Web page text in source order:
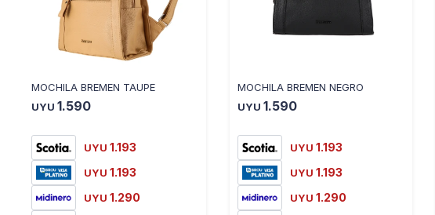
MOCHILA BREMEN TAUPE
UYU 1.590
UYU 1.193
UYU 1.193
UYU 1.290
MOCHILA BREMEN NEGRO
UYU 1.590
UYU 1.193
UYU 1.193
UYU 1.290